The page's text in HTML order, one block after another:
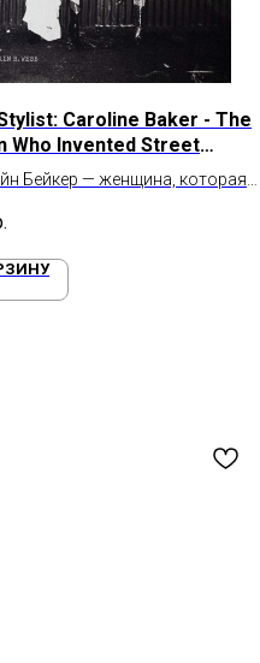
Caroline Baker - The
Who Invented Street
Бейкер — женщина, которая